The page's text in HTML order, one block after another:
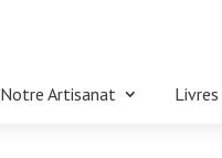
Notre Artisanat Livres